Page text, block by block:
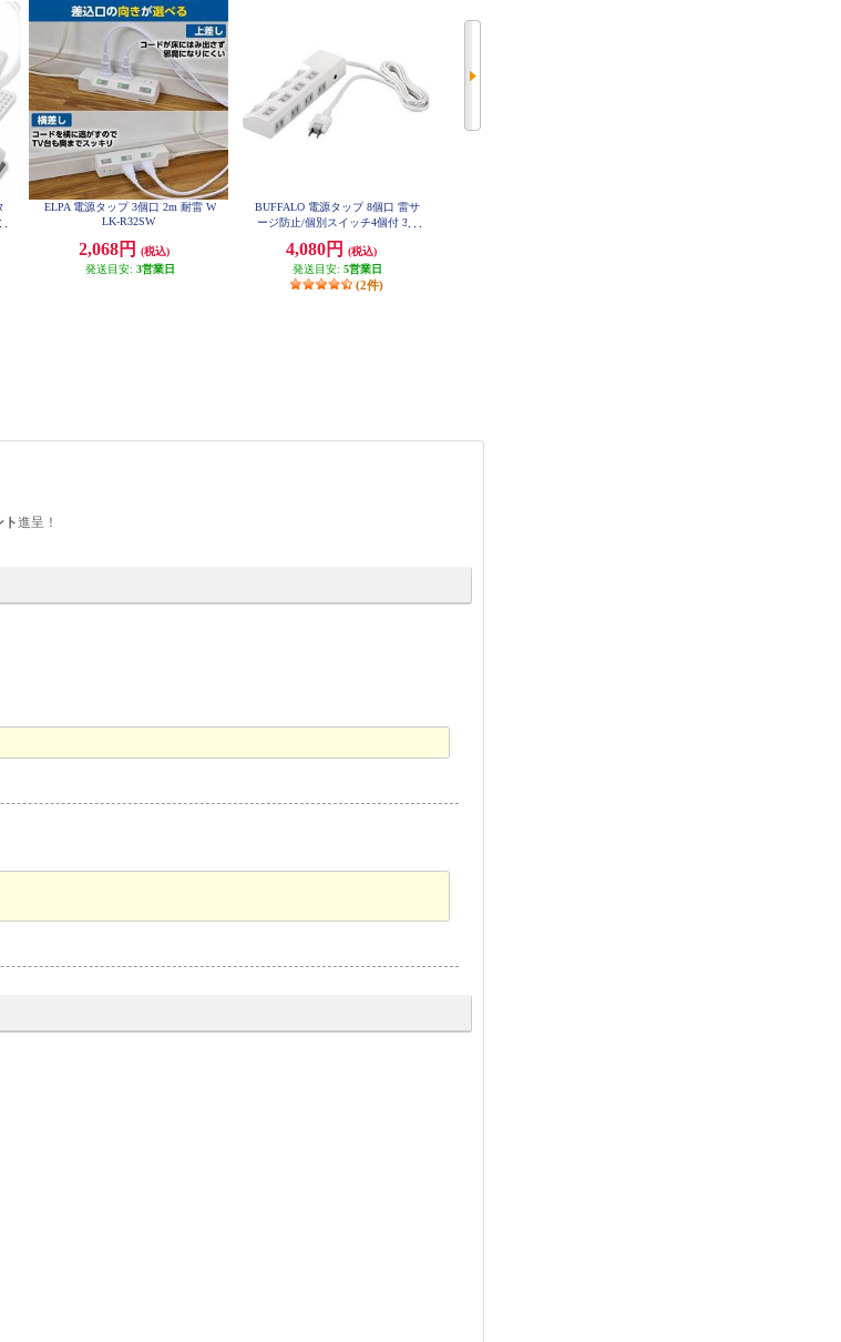
ELPA 電源タップ 3個口 2m 耐雷 W
LK-R32SW
2,068円
(税込)
発送目安: 3営業日
BUFFALO 電源タップ 8個口 雷サ
ージ防止/個別スイッチ4個付 3m
4,080円
(税込)
発送目安: 5営業日
(2件)
ト進呈！